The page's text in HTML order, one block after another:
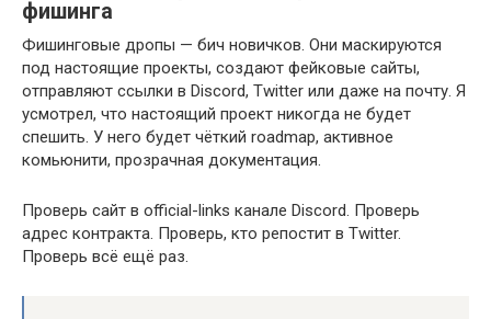
фишинга
Фишинговые дропы — бич новичков. Они маскируются
под настоящие проекты, создают фейковые сайты,
отправляют ссылки в Discord, Twitter или даже на почту. Я
усмотрел, что настоящий проект никогда не будет
спешить. У него будет чёткий roadmap, активное
комьюнити, прозрачная документация.
Проверь сайт в official-links канале Discord. Проверь
адрес контракта. Проверь, кто репостит в Twitter.
Проверь всё ещё раз.